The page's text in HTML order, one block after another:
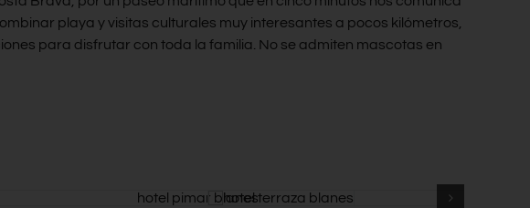
playa y visitas culturales muy interesantes a pocos kilómetros,
para disfrutar con toda la familia. No se admiten mascotas en